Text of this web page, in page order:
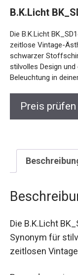
B.K.Licht
Die B.K.Licht
zeitlose Vintage-
schwarzer
stilvolles Design
Beleuchtung in
Preis prüfen
Die B.K.Licht
Synonym für
zeitlosen